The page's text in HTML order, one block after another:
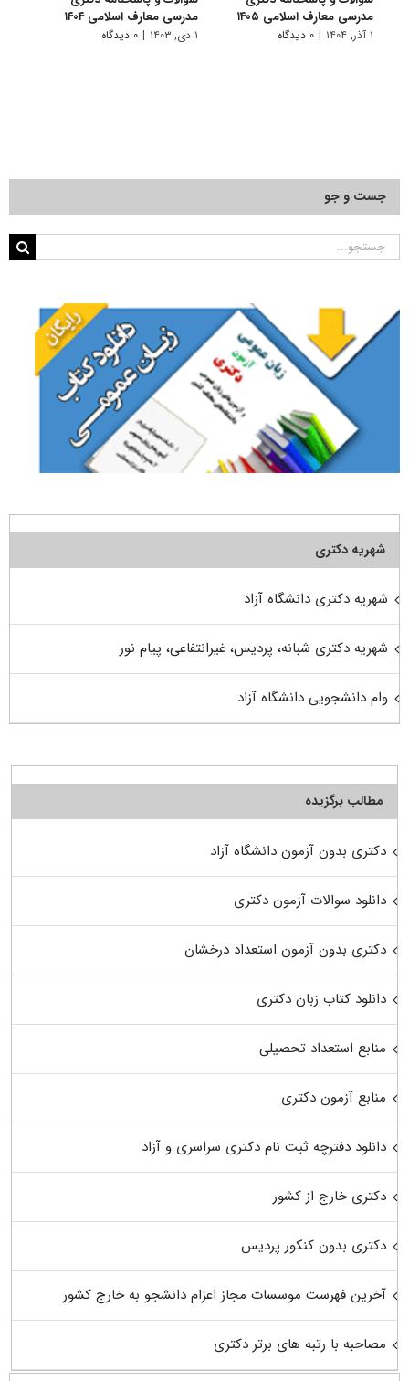
مدرسی معارف اسلامی ۱۴۰۵
۱ آذر, ۱۴۰۴ | ۰ دیدگاه
مدرسی معارف اسلامی ۱۴۰۴
۱ دی, ۱۴۰۳ | ۰ دیدگاه
جست و جو
جستجو
شهریه دکتری
شهریه دکتری دانشگاه آزاد
شهریه دکتری شبانه، پردیس، غیرانتفاعی، پیام نور
وام دانشجویی دانشگاه آزاد
مطالب برگزیده
دکتری بدون آزمون دانشگاه آزاد
دانلود سوالات آزمون دکتری
دکتری بدون آزمون استعداد درخشان
دانلود کتاب زبان دکتری
منابع استعداد تحصیلی
منابع آزمون دکتری
دانلود دفترچه ثبت نام دکتری سراسری و آزاد
دکتری خارج از کشور
دکتری بدون کنکور پردیس
آخرین فهرست موسسات مجاز اعزام دانشجو به خارج کشور
مصاحبه با رتبه های برتر دکتری